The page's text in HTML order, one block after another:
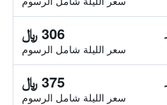
306 ﷼
سعر الليلة شامل الرسوم
375 ﷼
سعر الليلة شامل الرسوم